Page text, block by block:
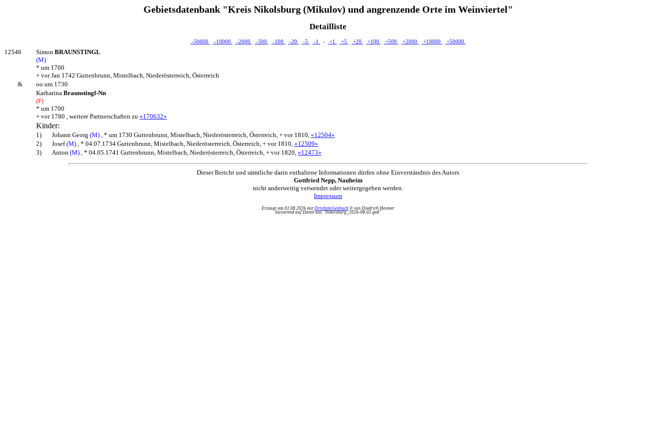
Gebietsdatenbank "Kreis Nikolsburg (Mikulov) und angrenzende Orte im Weinviertel"
Detailliste
-50000 -10000 -2000 -500 -100 -20 -5 -1 - +1 +5 +20 +100 +500 +2000 +10000 +50000
12546 Simon BRAUNSTINGL
(M)
* um 1700
+ vor Jan 1742 Guttenbrunn, Mistelbach, Niederösterreich, Österreich
&
oo um 1730
Katharina Braunstingl-Nn
(F)
* um 1700
+ vor 1780 , weitere Partnerschaften zu «170632»
Kinder:
1) Johann Georg (M) , * um 1730 Guttenbrunn, Mistelbach, Niederösterreich, Österreich, + vor 1810, «12504»
2)
Josef(M) , * 04.07.1734 Guttenbrunn, Mistelbach, Niederösterreich, Österreich, + vor 1810, «12509»
3)
Anton (M) , * 04.05.1741 Guttenbrunn, Mistelbach, Niederösterreich, Österreich, + vor 1820, «12473»
Dieser Bericht und sämtliche darin enthaltene Informationen dürfen ohne Einverständnis des Autors
Gottfried Nepp, Nauheim
nicht anderweitig verwendet oder weitergegeben werden.
Impressum
Erzeugt am 02.08.2026 mit Ortsfamilienbuch © von Diedrich Hesmer
basierend auf Daten aus "Nikolsburg_2026-08-02.ged"